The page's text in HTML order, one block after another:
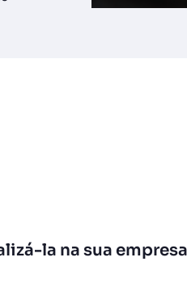
la na sua empresa